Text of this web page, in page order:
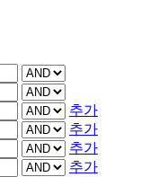
추가
추가
추가
추가